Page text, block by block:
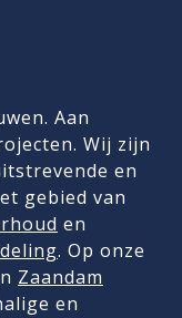
Aan
Wij zijn
en
gebied van
en
. Op onze
Zaandam
en